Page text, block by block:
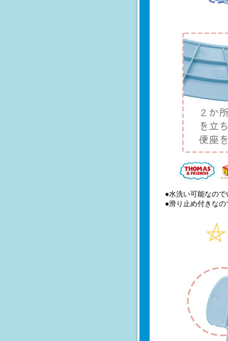
●水洗い可能なの
●滑り止め付きな